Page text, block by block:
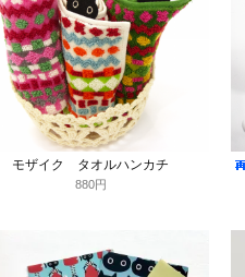
モザイク タオルハンカチ
880円